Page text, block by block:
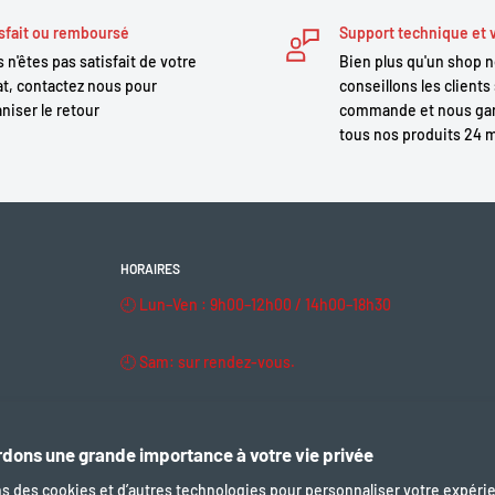
une grande importance à votre vie privée
des cookies et d’autres technologies pour personnaliser votre
de cellules.
35E
ou remboursé
n'êtes pas satisfait de votre
contactez nous pour
le retour
Support technique et
Bien plus qu'un shop
conseillons les clients
commande et nous
tous nos produits 24
HORAIRES
🕘 Lun–Ven : 9h00–12h00 / 14h00–18h30
🕘 Sam: sur rendez-vous.